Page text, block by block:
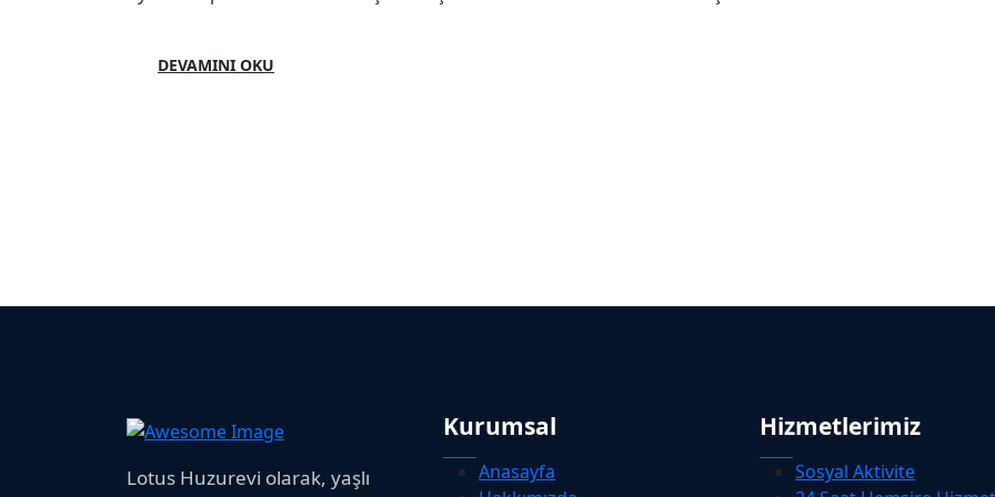
DEVAMINI OKU
Lotus Huzurevi olarak, yaşlı
Kurumsal
Anasayfa
Hizmetlerimiz
Sosyal Aktivite